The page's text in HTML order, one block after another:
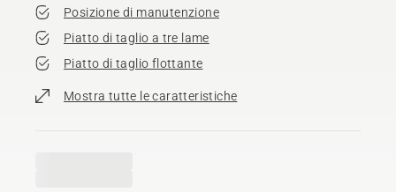
Posizione di manutenzione
Piatto di taglio a tre lame
Piatto di taglio flottante
Mostra tutte le caratteristiche